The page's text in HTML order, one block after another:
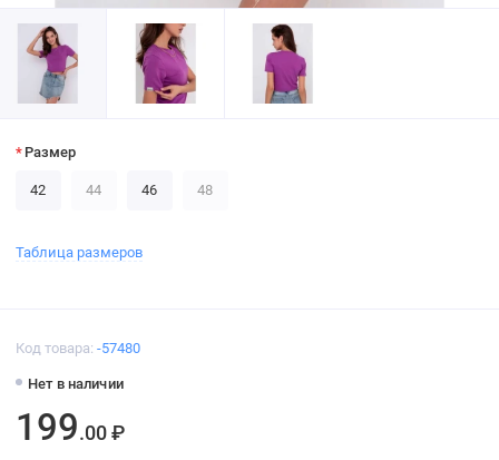
Код товара: -57480
Нет в наличии
199.00 ₽
Размер
42 44 46 48
Таблица размеров